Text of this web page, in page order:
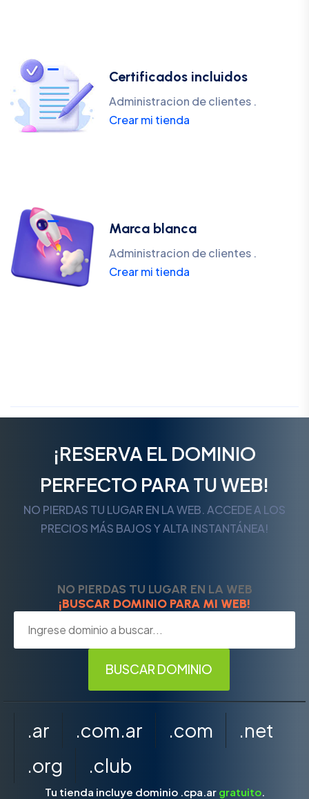
Certificados incluidos
Administracion de clientes .
Crear mi tienda
Marca blanca
Administracion de clientes .
Crear mi tienda
¡RESERVA EL DOMINIO
PERFECTO PARA TU WEB!
NO PIERDAS TU LUGAR EN LA WEB. ACCEDE A LOS
PRECIOS MÁS BAJOS Y ALTA INSTANTÁNEA!
NO PIERDAS TU LUGAR EN LA WEB
¡BUSCAR DOMINIO PARA MI WEB!
.ar .com.ar .com
.net
.org
.club
Tu tienda incluye dominio .cpa.ar gratuito.